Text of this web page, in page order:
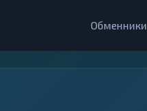
Обменники